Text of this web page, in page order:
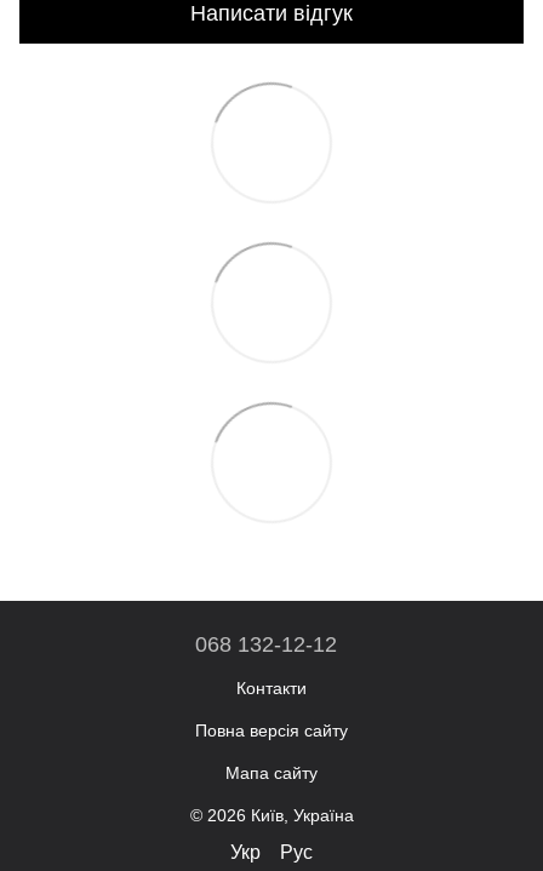
Написати відгук
068 132-12-12
Контакти
Повна версія сайту
Мапа сайту
© 2026 Київ, Україна
Укр Рус